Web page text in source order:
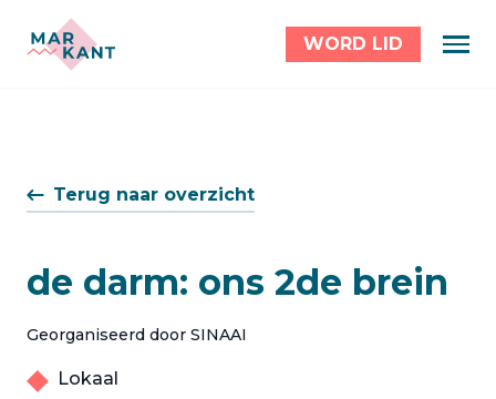
WORD LID
Terug naar overzicht
de darm: ons 2de brein
Georganiseerd door SINAAI
Lokaal